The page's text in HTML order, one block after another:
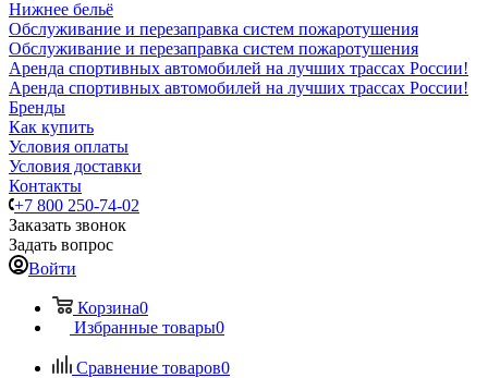
Нижнее бельё
Обслуживание и перезаправка систем пожаротушения
Обслуживание и перезаправка систем пожаротушения
Аренда спортивных автомобилей на лучших трассах России!
Аренда спортивных автомобилей на лучших трассах России!
Бренды
Как купить
Условия оплаты
Условия доставки
Контакты
+7 800 250-74-02
Заказать звонок
Задать вопрос
Войти
Корзина0
Избранные товары0
Сравнение товаров0